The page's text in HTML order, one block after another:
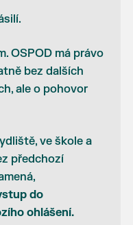
OSPOD má právo
bez dalších
ale o pohovor
ve škole a
předchozí
do
ohlášení.